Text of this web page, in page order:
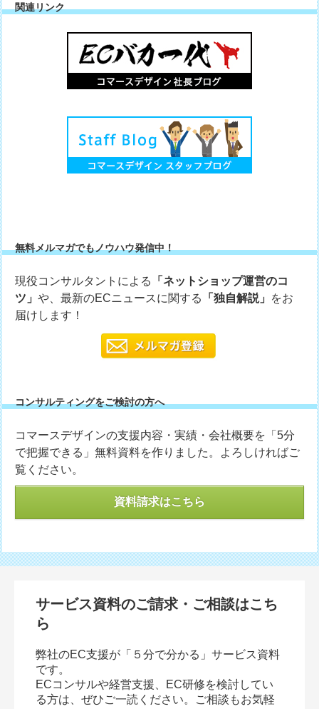
関連リンク
無料メルマガでもノウハウ発信中！
現役コンサルタントによる
「ネットショップ運営のコ
ツ」や、最新のECニュースに関する 「独自解説」 をお
届けします！
コンサルティングをご検討の方へ
コマースデザインの支援内容・実績・会社概要を「5分
で把握できる」無料資料を作りました。よろしければご
覧ください。
資料請求はこちら
サービス資料のご請求・ご相談はこち
ら
弊社のEC支援が「５分で分かる」サービス資料
です。
ECコンサルや経営支援、EC研修を検討してい
る方は、ぜひご一読ください。ご相談もお気軽